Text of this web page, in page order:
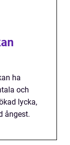
ha
och
lycka,
ångest.